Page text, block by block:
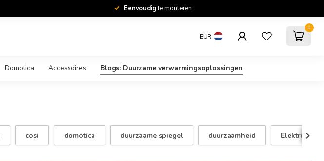
Eenvoudigte monteren
EUR
0
Domotica Accessoires Blogs: Duurzame verwarmingsoplossingen
cosi domotica duurzaame spiegel duurzaamheid Elektrificatie